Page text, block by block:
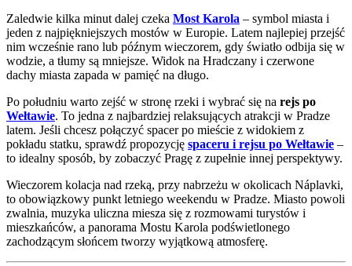
Zaledwie kilka minut dalej czeka Most Karola – symbol miasta i
jeden z najpiękniejszych mostów w Europie. Latem najlepiej przejść
nim wcześnie rano lub późnym wieczorem, gdy światło odbija się w
wodzie, a tłumy są mniejsze. Widok na Hradczany i czerwone
dachy miasta zapada w pamięć na długo.
Po południu warto zejść w stronę rzeki i wybrać się na rejs po
Wełtawie. To jedna z najbardziej relaksujących atrakcji w Pradze
latem. Jeśli chcesz połączyć spacer po mieście z widokiem z
pokładu statku, sprawdź propozycję spaceru i rejsu po Wełtawie –
to idealny sposób, by zobaczyć Pragę z zupełnie innej perspektywy.
Wieczorem kolacja nad rzeką, przy nabrzeżu w okolicach Náplavki,
to obowiązkowy punkt letniego weekendu w Pradze. Miasto powoli
zwalnia, muzyka uliczna miesza się z rozmowami turystów i
mieszkańców, a panorama Mostu Karola podświetlonego
zachodzącym słońcem tworzy wyjątkową atmosferę.